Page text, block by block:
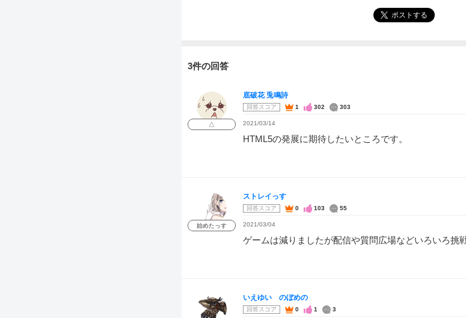
ポストする
3件の回答
△
底破花 兎鳴詩
回答スコア 1 302 303
2021/03/14
HTML5の発展に期待したいところです。
始めたっす
ストレイっす
回答スコア 0 103 55
2021/03/04
ゲームは減りましたが配信や質問広場などいろいろ挑
いえゆい のぼめの
回答スコア 0 1 3